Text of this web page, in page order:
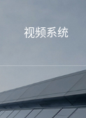
视频系统